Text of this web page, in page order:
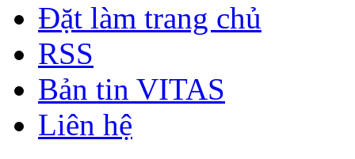
Đặt làm trang chủ
RSS
Bản tin VITAS
Liên hệ